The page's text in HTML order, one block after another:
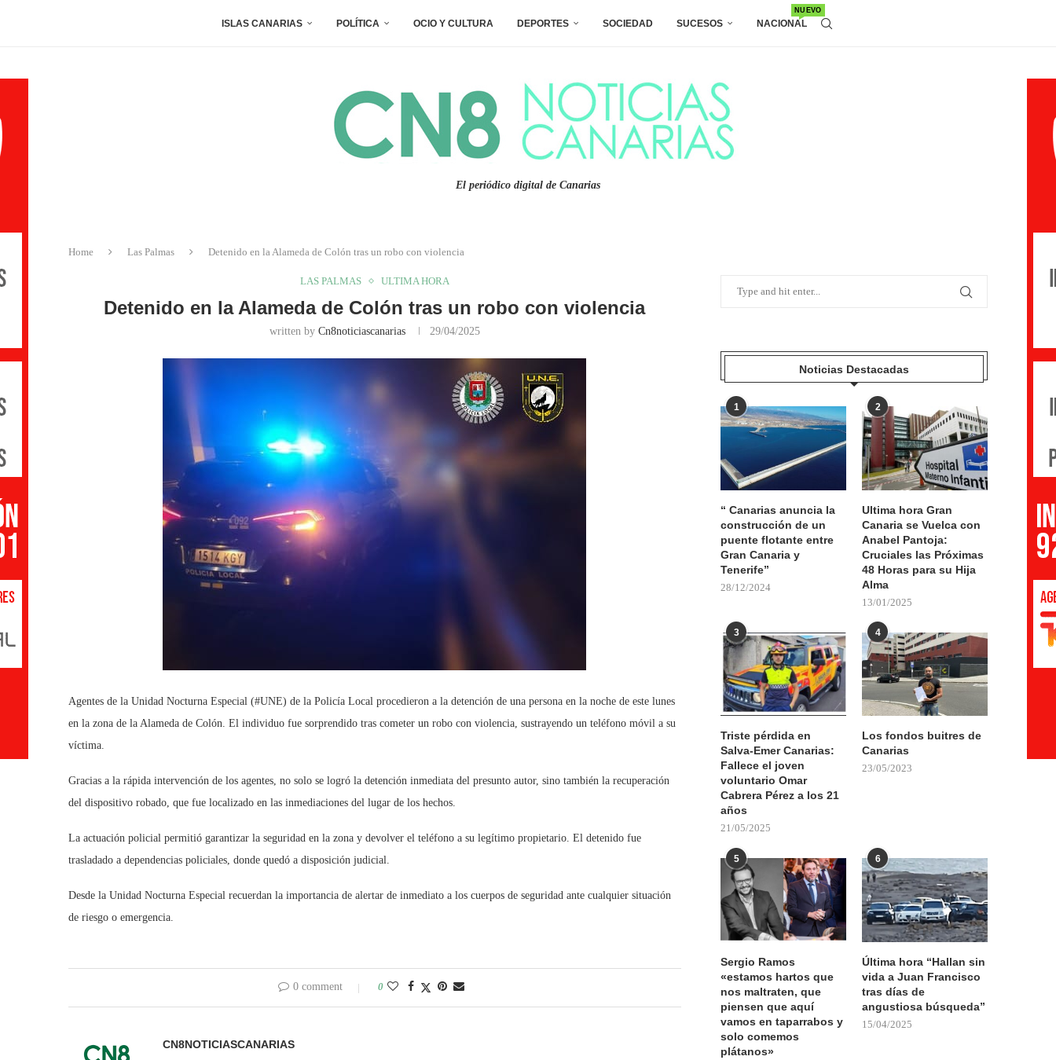
ISLAS CANARIAS POLÍTICA OCIO Y CULTURA DEPORTES SOCIEDAD SUCESOS NACIONAL
NUEVO
El periódico digital de Canarias
Home Las Palmas Detenido en la Alameda de Colón tras un robo con violencia
LAS PALMAS ULTIMA HORA
Detenido en la Alameda de Colón tras un robo con violencia
written by Cn8noticiascanarias 29/04/2025
Agentes de la Unidad Nocturna Especial (#UNE) de la Policía Local procedieron a la detención de una persona en la noche de este lunes
en la zona de la Alameda de Colón. El individuo fue sorprendido tras cometer un robo con violencia, sustrayendo un teléfono móvil a su
víctima.
Gracias a la rápida intervención de los agentes, no solo se logró la detención inmediata del presunto autor, sino también la recuperación
del dispositivo robado, que fue localizado en las inmediaciones del lugar de los hechos.
La actuación policial permitió garantizar la seguridad en la zona y devolver el teléfono a su legítimo propietario. El detenido fue
trasladado a dependencias policiales, donde quedó a disposición judicial.
Desde la Unidad Nocturna Especial recuerdan la importancia de alertar de inmediato a los cuerpos de seguridad ante cualquier situación
de riesgo o emergencia.
0 comment 0
CN8NOTICIASCANARIAS
Noticias Destacadas
1
“ Canarias anuncia la
construcción de un
puente flotante entre
Gran Canaria y
Tenerife”
28/12/2024
2
Ultima hora Gran
Canaria se Vuelca con
Anabel Pantoja:
Cruciales las Próximas
48 Horas para su Hija
Alma
13/01/2025
3
Triste pérdida en
Salva-Emer Canarias:
Fallece el joven
voluntario Omar
Cabrera Pérez a los 21
años
21/05/2025
4
Los fondos buitres de
Canarias
23/05/2023
5
Sergio Ramos
«estamos hartos que
nos maltraten, que
piensen que aquí
vamos en taparrabos y
solo comemos
plátanos»
6
Última hora “Hallan sin
vida a Juan Francisco
tras días de
angustiosa búsqueda”
15/04/2025